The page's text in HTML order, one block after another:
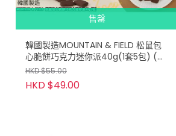
售罄
韓國製造MOUNTAIN & FIELD 松鼠包
心脆餅巧克力迷你派40g(1套5包) (只
限批發會員下單)
HKD $55.00
HKD $49.00